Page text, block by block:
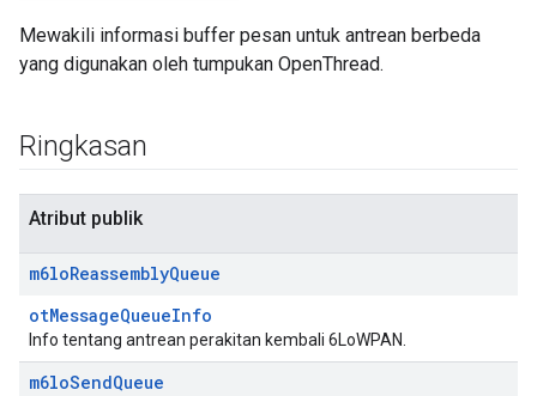
Mewakili informasi buffer pesan untuk antrean berbeda
yang digunakan oleh tumpukan OpenThread.
Ringkasan
Atribut publik
m6loReassemblyQueue
otMessageQueueInfo
Info tentang antrean perakitan kembali 6LoWPAN.
m6loSendQueue